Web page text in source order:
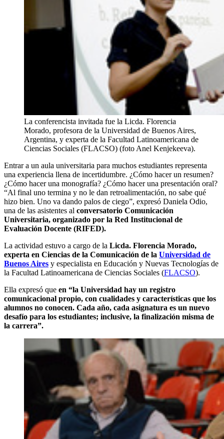
La conferencista invitada fue la Licda. Florencia
Morado, profesora de la Universidad de Buenos Aires,
Argentina, y experta de la Facultad Latinoamericana de
Ciencias Sociales (FLACSO) (foto Anel Kenjekeeva).
Entrar a un aula universitaria para muchos estudiantes representa
una experiencia llena de incertidumbre. ¿Cómo hacer un resumen?
¿Cómo hacer una monografía? ¿Cómo hacer una presentación oral?
“Al final uno termina y no le dan retroalimentación, no sabe qué
hizo bien. Uno va dando palos de ciego”, expresó Daniela Odio,
una de las asistentes al conversatorio Comunicación
Universitaria, organizado por la Red Institucional de
Evaluación Docente (RIFED).
La actividad estuvo a cargo de la Licda. Florencia Morado,
experta en Ciencias de la Comunicación de la Universidad de
Buenos Aires y especialista en Educación y Nuevas Tecnologías de
la Facultad Latinoamericana de Ciencias Sociales (FLACSO).
Ella expresó que en “la Universidad hay un registro
comunicacional propio, con cualidades y características que los
alumnos no conocen. Cada año, cada asignatura es un nuevo
desafío para los estudiantes; inclusive, la finalización misma de
la carrera”.